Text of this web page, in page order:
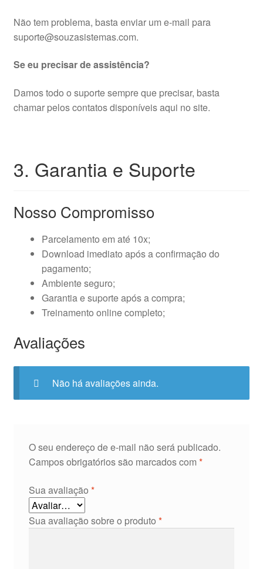
Não tem problema, basta enviar um e-mail para
suporte@souzasistemas.com.
Se eu precisar de assistência?
Damos todo o suporte sempre que precisar, basta
chamar pelos contatos disponíveis aqui no site.
3. Garantia e Suporte
Nosso Compromisso
Parcelamento em até 10x;
Download imediato após a confirmação do
pagamento;
Ambiente seguro;
Garantia e suporte após a compra;
Treinamento online completo;
Avaliações
Não há avaliações ainda.
O seu endereço de e-mail não será publicado.
Campos obrigatórios são marcados com *
Sua avaliação *
Sua avaliação sobre o produto *